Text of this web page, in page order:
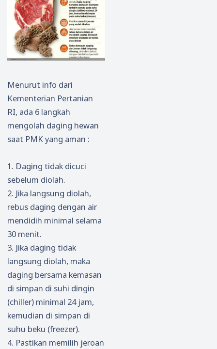
Menurut info dari
Kementerian Pertanian
RI, ada 6 langkah
mengolah daging hewan
saat PMK yang aman :
1. Daging tidak dicuci
sebelum diolah.
2. Jika langsung diolah,
rebus daging dengan air
mendidih minimal selama
30 menit.
3. Jika daging tidak
langsung diolah, maka
daging bersama kemasan
di simpan di suhi dingin
(chiller) minimal 24 jam,
kemudian di simpan di
suhu beku (freezer).
4. Pastikan memilih jeroan